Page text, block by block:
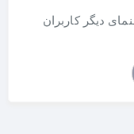
دیگر کاربران